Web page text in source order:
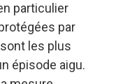
particulier
par
les plus
épisode aigu.